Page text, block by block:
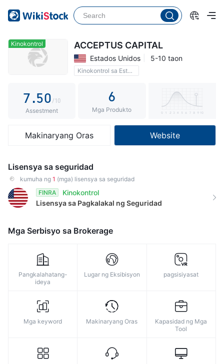
Kinokontrol ACCEPTUS CAPITAL
Estados Unidos 5-10 taon
Kinokontrol sa Estados Unidos
2
4
5
7
8
9
.
0
2
3
5
6
7
9
0
1
2
4
5
6
8
/10
Assestment
6
Mga Produkto
Makinaryang Oras Website
Lisensya sa seguridad
kumuha ng 1 (mga) lisensya sa seguridad
FINRA
Kinokontrol
Lisensya sa Pagkalakal ng Seguridad
Mga Serbisyo sa Brokerage
Pangkalahatang-
ideya
Lugar ng Eksibisyon pagsisiyasat
Mga keyword Makinaryang Oras
Kapasidad ng Mga
Tool